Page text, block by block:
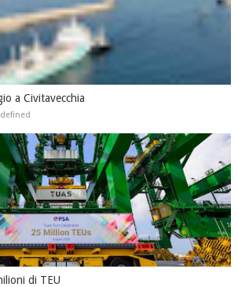
a Civitavecchia
di TEU